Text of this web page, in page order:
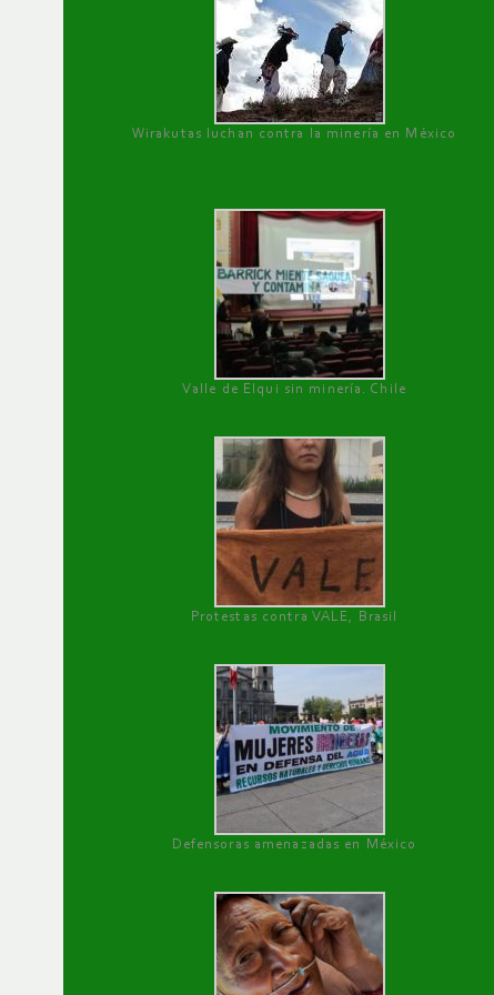
Wirakutas luchan contra la minería en México
Valle de Elqui sin minería. Chile
Protestas contra VALE, Brasil
Defensoras amenazadas en México